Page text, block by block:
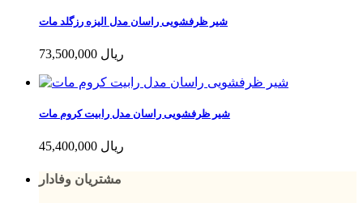
شیر ظرفشویی راسان مدل الیزه رزگلد مات
73,500,000 ریال
شیر ظرفشویی راسان مدل رابیت کروم مات
45,400,000 ریال
مشتریان وفادار